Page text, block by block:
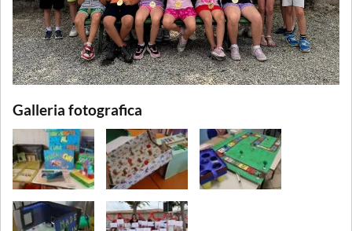
Galleria fotografica